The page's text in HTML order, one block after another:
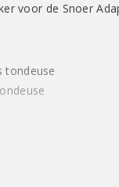
voor de Snoer
tondeuse